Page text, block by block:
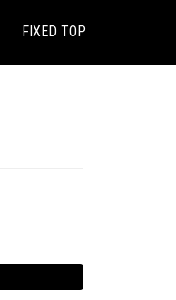
FIXED TOP